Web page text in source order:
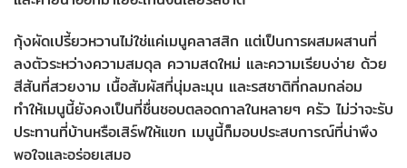
กุ้งผัดเปรี้ยวหวานไม่ใช่แค่เมนูคลาสสิก แต่เป็นการผสมผสานที่
ลงตัวระหว่างความสมดุล ความสดใหม่ และความเรียบง่าย ด้วย
สีสันที่สวยงาม เนื้อสัมผัสที่นุ่มละมุน และรสชาติที่กลมกล่อม
ทำให้เมนูนี้ยังคงเป็นที่ชื่นชอบตลอดกาลในหลายๆ ครัว ไม่ว่าจะรับ
ประทานที่บ้านหรือเสิร์ฟให้แขก เมนูนี้ก็มอบประสบการณ์ที่น่าพึง
พอใจและอร่อยเสมอ